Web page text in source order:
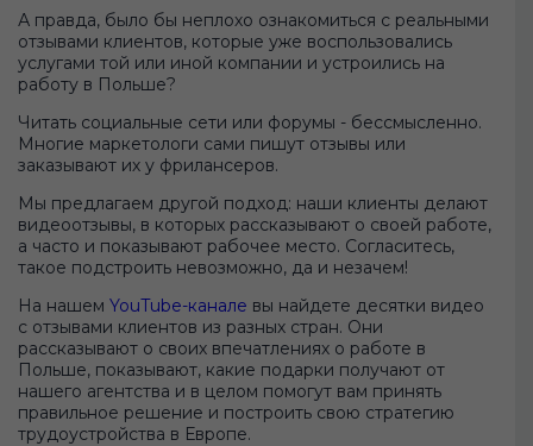
А правда, было бы неплохо ознакомиться с реальными
отзывами клиентов, которые уже воспользовались
услугами той или иной компании и устроились на
работу в Польше?
Читать социальные сети или форумы - бессмысленно.
Многие маркетологи сами пишут отзывы или
заказывают их у фрилансеров.
Мы предлагаем другой подход: наши клиенты делают
видеоотзывы, в которых рассказывают о своей работе,
а часто и показывают рабочее место. Согласитесь,
такое подстроить невозможно, да и незачем!
На нашем YouTube-канале вы найдете десятки видео
с отзывами клиентов из разных стран. Они
рассказывают о своих впечатлениях о работе в
Польше, показывают, какие подарки получают от
нашего агентства и в целом помогут вам принять
правильное решение и построить свою стратегию
трудоустройства в Европе.